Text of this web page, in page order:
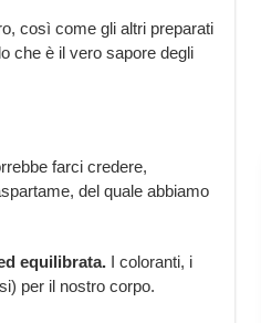
così come gli altri preparati
che è il vero sapore degli
farci credere,
del quale abbiamo
equilibrata. I coloranti, i
per il nostro corpo.